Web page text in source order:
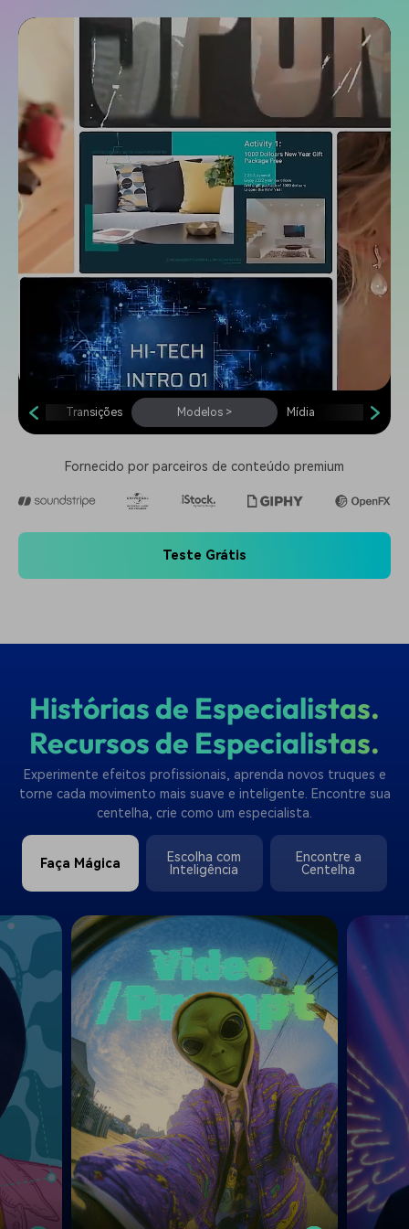
Transições Modelos > Mídia
Fornecido por parceiros de conteúdo premium
Teste Grátis
Histórias de Especialistas.
Recursos de Especialistas.
Experimente efeitos profissionais, aprenda novos truques e
torne cada movimento mais suave e inteligente. Encontre sua
centelha, crie como um especialista.
Faça Mágica
Escolha com
Inteligência
Encontre a
Centelha